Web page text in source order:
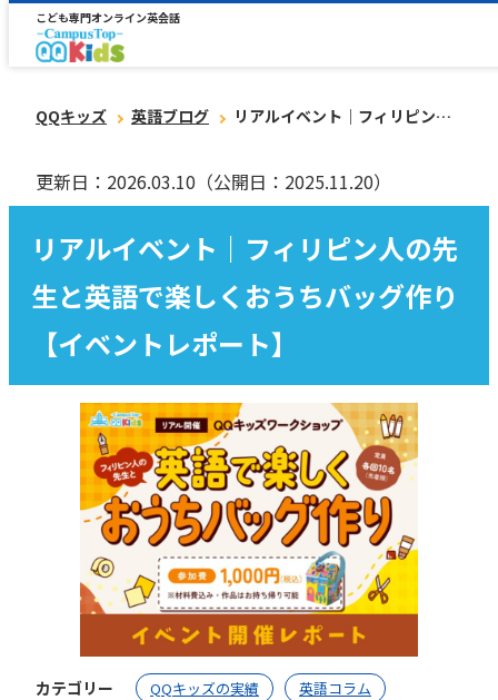
こども専門オンライン英会話
QQキッズ 英語ブログ リアルイベント｜フィリピン人の先生と英語で楽しくおうちバッグ作り【イベントレポート】
更新日：2026.03.10 （公開日：2025.11.20）
リアルイベント｜フィリピン人の先
生と英語で楽しくおうちバッグ作り
【イベントレポート】
カテゴリー QQキッズの実績 英語コラム